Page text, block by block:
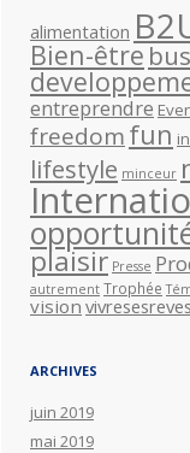
alimentation
Bien-être
entreprendre
freedomfun
lifestyle minceur
plaisir Presse
autrement Trophée
vision vivresesreves
ARCHIVES
juin 2019
mai 2019